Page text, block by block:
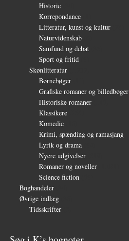
Historie
Korrepondance
Litteratur, kunst og kultur
Naturvidenskab
Samfund og debat
Sport og fritid
Skønlitteratur
Børnebøger
Grafiske romaner og billedbøger
Historiske romaner
Klassikere
Komedie
Krimi, spænding og ramasjang
Lyrik og drama
Nyere udgivelser
Romaner og noveller
Science fiction
Boghandeler
Øvrige indlæg
Tidsskrifter